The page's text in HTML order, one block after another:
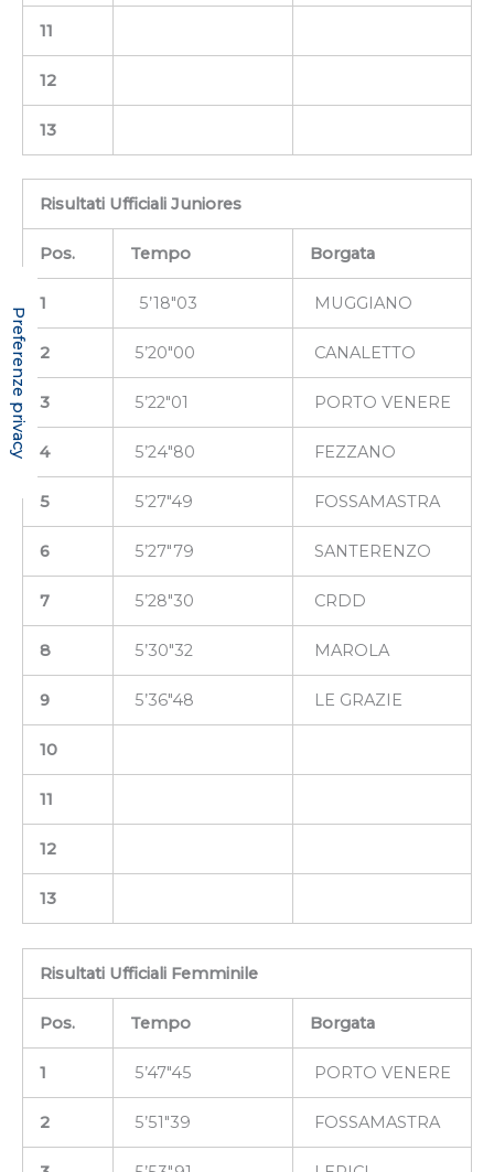
11
12
13
Risultati Ufficiali Juniores
Pos. Tempo Borgata
1 5’18″03 MUGGIANO
2 5’20″00 CANALETTO
3 5’22″01 PORTO VENERE
4 5’24″80 FEZZANO
5 5’27″49 FOSSAMASTRA
6 5’27″79 SANTERENZO
7 5’28″30 CRDD
8 5’30″32 MAROLA
9 5’36″48 LE GRAZIE
10
11
12
13
Risultati Ufficiali Femminile
Pos. Tempo Borgata
1 5’47″45 PORTO VENERE
2 5’51″39 FOSSAMASTRA